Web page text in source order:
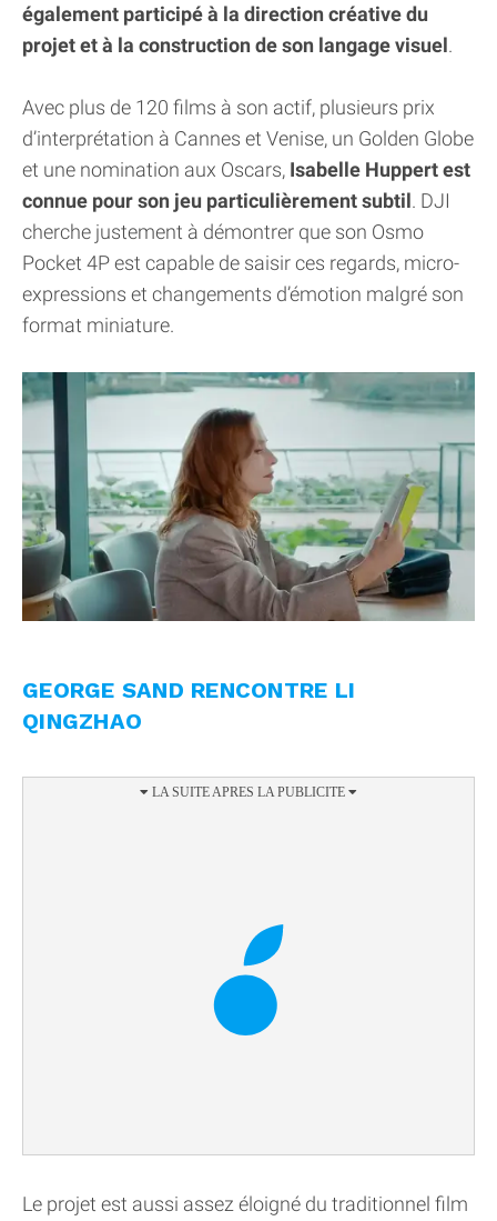
également participé à la direction créative du
projet et à la construction de son langage visuel.
Avec plus de 120 films à son actif, plusieurs prix
d’interprétation à Cannes et Venise, un Golden Globe
et une nomination aux Oscars, Isabelle Huppert est
connue pour son jeu particulièrement subtil. DJI
cherche justement à démontrer que son Osmo
Pocket 4P est capable de saisir ces regards, micro-
expressions et changements d’émotion malgré son
format miniature.
GEORGE SAND RENCONTRE LI
QINGZHAO
Le projet est aussi assez éloigné du traditionnel film